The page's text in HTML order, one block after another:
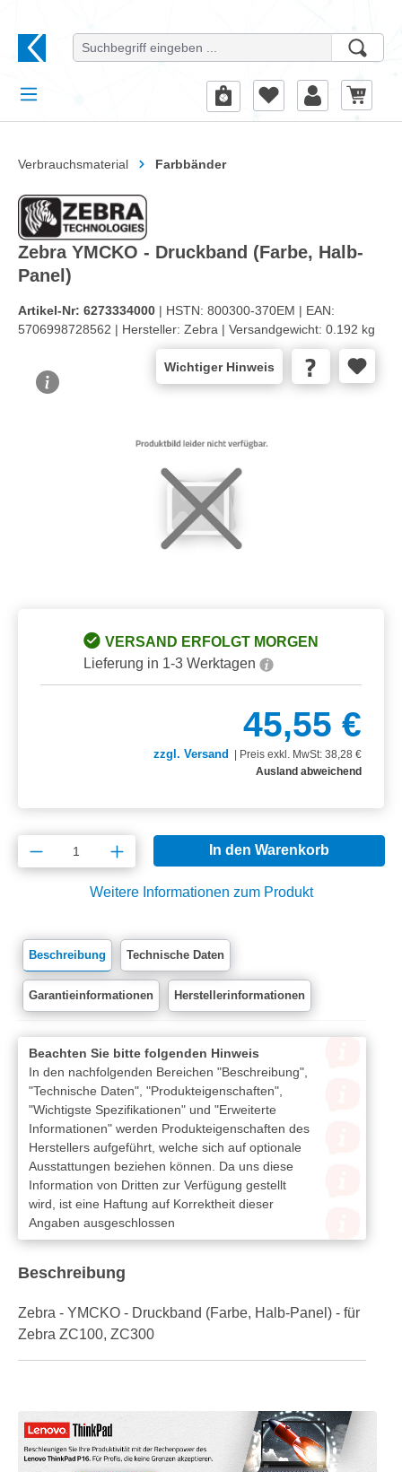
Verbrauchsmaterial Farbbänder
Zebra YMCKO - Druckband (Farbe, Halb-
Panel)
Artikel-Nr: 6273334000 | HSTN: 800300-370EM | EAN:
5706998728562 | Hersteller: Zebra | Versandgewicht: 0.192 kg
Wichtiger Hinweis
VERSAND ERFOLGT MORGEN
Lieferung in 1-3 Werktagen
45,55 €
zzgl. Versand
Preis exkl. MwSt: 38,28 €
Ausland abweichend
Produkt Anzahl: Gib den gewünschten
In den Warenkorb
Weitere Informationen zum Produkt
Beschreibung Technische Daten
Garantieinformationen Herstellerinformationen
Beachten Sie bitte folgenden Hinweis
In den nachfolgenden Bereichen "Beschreibung",
"Technische Daten", "Produkteigenschaften",
"Wichtigste Spezifikationen" und "Erweiterte
Informationen" werden Produkteigenschaften des
Herstellers aufgeführt, welche sich auf optionale
Ausstattungen beziehen können. Da uns diese
Information von Dritten zur Verfügung gestellt
wird, ist eine Haftung auf Korrektheit dieser
Angaben ausgeschlossen
Beschreibung
Zebra - YMCKO - Druckband (Farbe, Halb-Panel) - für
Zebra ZC100, ZC300